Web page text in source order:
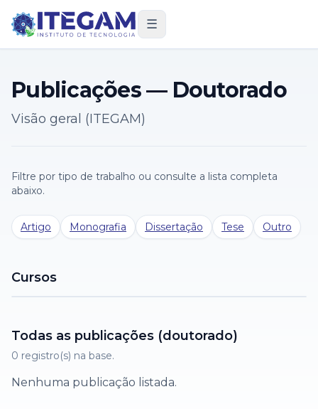
☰
Publicações — Doutorado
Visão geral (ITEGAM)
Filtre por tipo de trabalho ou consulte a lista completa
abaixo.
Artigo Monografia Dissertação Tese Outro
Cursos
Todas as publicações (doutorado)
0 registro(s) na base.
Nenhuma publicação listada.